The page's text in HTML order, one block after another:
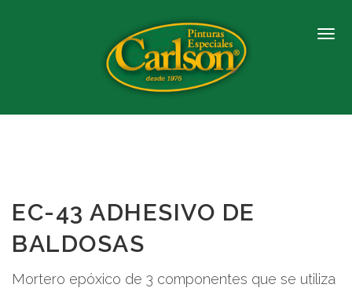
EC-43 ADHESIVO DE
BALDOSAS
Mortero epóxico de 3 componentes que se utiliza